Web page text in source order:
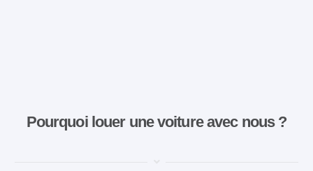
Pourquoi louer une voiture avec nous ?